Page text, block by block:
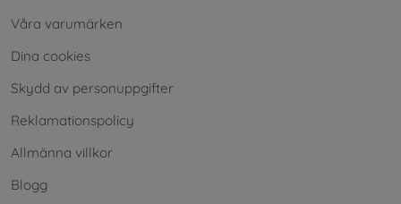
Våra varumärken
Dina cookies
Skydd av personuppgifter
Reklamationspolicy
Allmänna villkor
Blogg